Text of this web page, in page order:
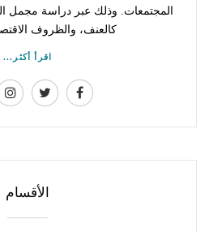
المجتمعات. وذلك عبر دراسة مجمل
كالعنف، والظروف
اقرأ أكثر...
الأقسام